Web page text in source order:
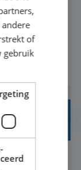
je de
interne
deze
zoals
Deze
de data
MBO
of
gebruik